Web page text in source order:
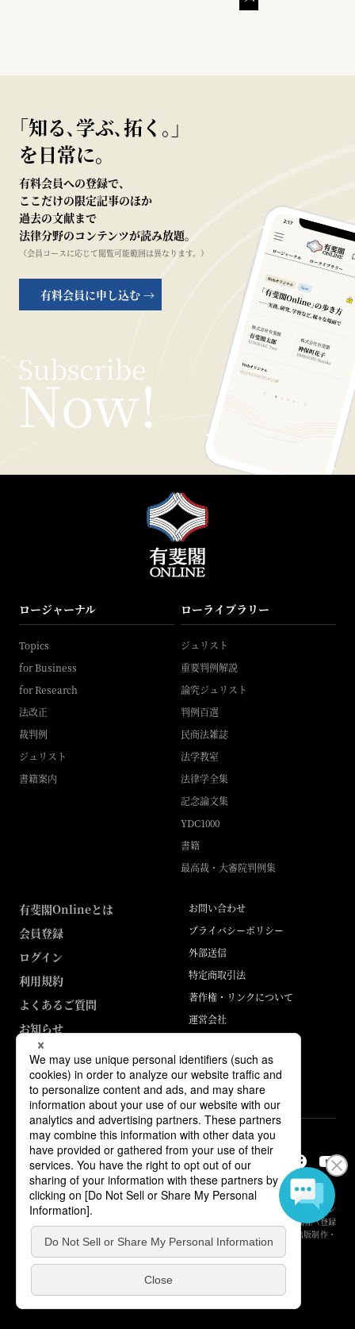
｢知る､学ぶ､拓く｡｣
を日常に。
有料会員への登録で、
ここだけの限定記事のほか
過去の文献まで
法律分野のコンテンツが読み放題。
（会員コースに応じて閲覧可能範囲は異なります。）
有料会員に申し込む →
ロージャーナル
Topics
for Business
for Research
法改正
裁判例
ジュリスト
書籍案内
ローライブラリー
ジュリスト
重要判例解説
論究ジュリスト
判例百選
民商法雑誌
法学教室
法律学全集
記念論文集
YDC1000
書籍
最高裁・大審院判例集
有斐閣Onlineとは
会員登録
ログイン
利用規約
よくあるご質問
お知らせ
お問い合わせ
プライバシーポリシー
外部送信
特定商取引法
著作権・リンクについて
運営会社
ABJマークは、この電子書店・電子書籍配信サービスが、著作権者からコン
テンツ使用許諾を得た正規版配信サービスであることを示す登録商標（登録
番号 第6091713号）です。詳しくは［ABJマーク］または［電子出版制作・
流通協議会］で検索してください。
© Yuhikaku Publishing Co., Ltd.